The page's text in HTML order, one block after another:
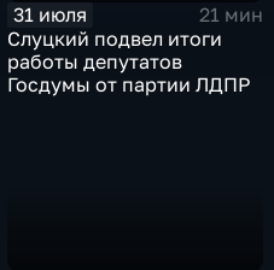
31 июля
21 мин
Слуцкий подвел итоги
работы депутатов
Госдумы от партии ЛДПР